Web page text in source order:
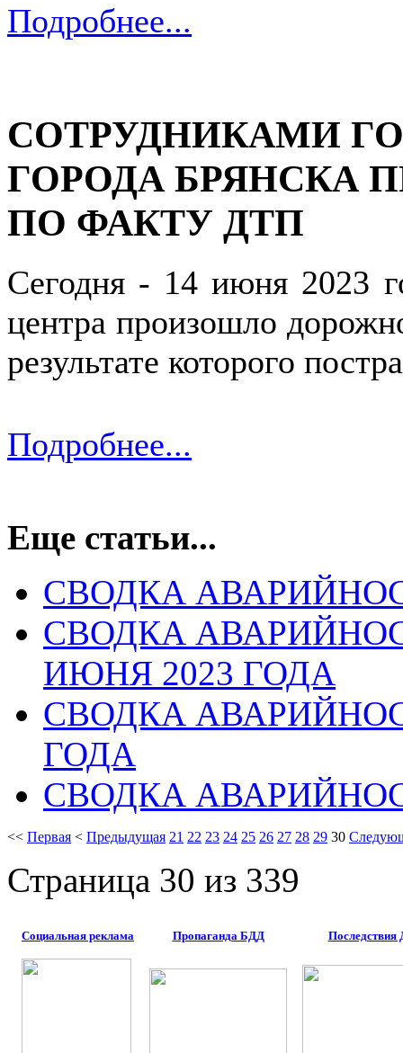
Подробнее...
СОТРУДНИКАМИ
ГОРОДА БРЯНСКА
ПО ФАКТУ ДТП
Сегодня - 14 июня 2023
центра произошло
результате которого
Подробнее...
Еще статьи...
СВОДКА
СВОДКА
ИЮНЯ 2023 ГОДА
СВОДКА
ГОДА
СВОДКА
<< Первая < Предыдущая 21 22 23 24 25 26 27 28 29 30
Страница 30 из 339
Социальная реклама Пропаганда БДД